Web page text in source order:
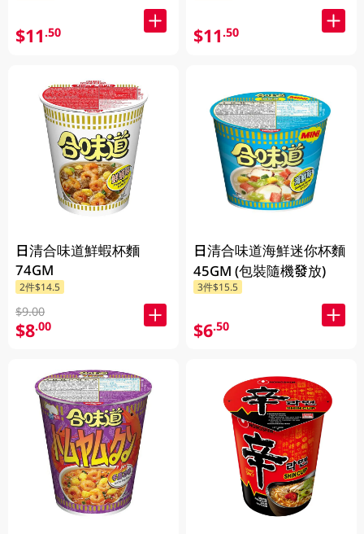
$11.50
日清合味道鮮蝦杯麵
74GM
2件$14.5
$9.00
$8.00
$11.50
日清合味道海鮮迷你杯麵
45GM (包裝隨機發放)
3件$15.5
$6.50